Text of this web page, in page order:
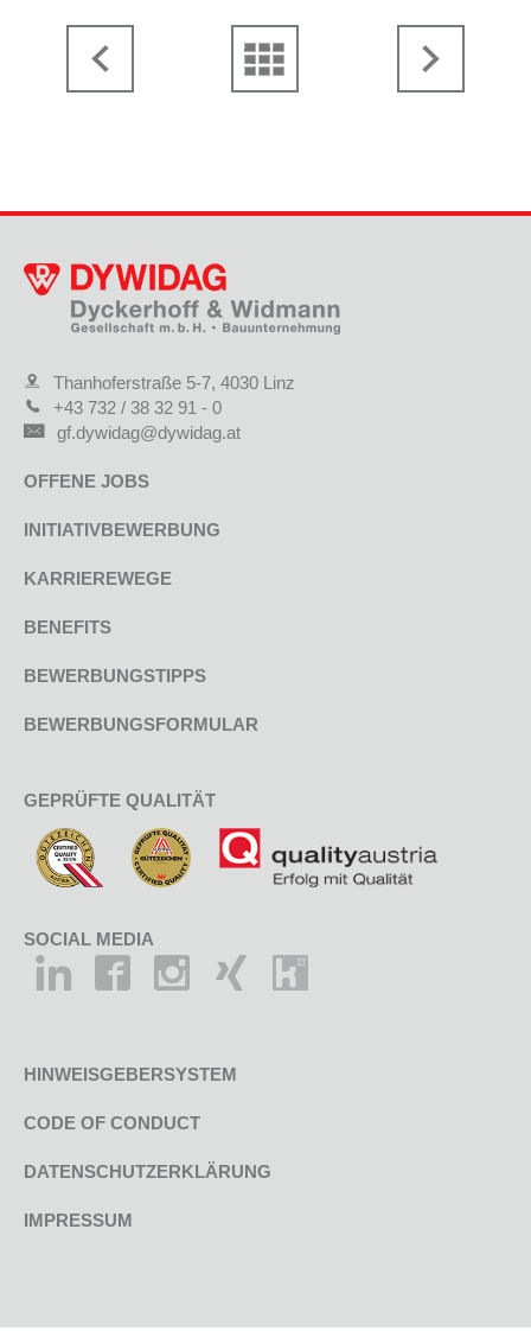
Thanhoferstraße 5-7, 4030 Linz
+43 732 / 38 32 91 - 0
gf.dywidag@dywidag.at
OFFENE JOBS
INITIATIVBEWERBUNG
KARRIEREWEGE
BENEFITS
BEWERBUNGSTIPPS
BEWERBUNGSFORMULAR
GEPRÜFTE QUALITÄT
SOCIAL MEDIA
HINWEISGEBERSYSTEM
CODE OF CONDUCT
DATENSCHUTZERKLÄRUNG
IMPRESSUM